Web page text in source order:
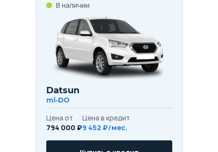
В наличии
Datsun
mi-DO
Цена от
794 000 ₽
Цена в кредит
9 452 ₽/мес.